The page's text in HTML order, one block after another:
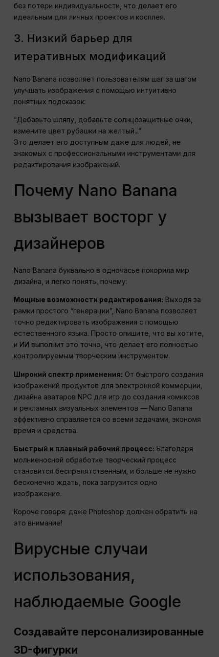
без потери индивидуальности, что делает его
идеальным для личных проектов и косплея.
3. Низкий барьер для
итеративных модификаций
Nano Banana позволяет пользователям шаг за шагом
улучшать изображения с помощью интуитивно
понятных подсказок:
“Добавьте шляпу, добавьте солнцезащитные очки,
измените цвет рубашки на желтый...”
Это делает его доступным даже для людей, не
знакомых с профессиональными инструментами для
редактирования изображений.
Почему Nano Banana
вызывает восторг у
дизайнеров
Nano Banana буквально в одночасье покорила мир
дизайна, и легко понять, почему:
Мощные возможности редактирования: Выходя за
рамки простого “генерации”, Nano Banana позволяет
точно редактировать изображения с помощью
естественного языка. Просто опишите, что вы хотите,
и ИИ выполнит это точно, что делает его полностью
контролируемым творческим инструментом.
Широкий спектр применения: От быстрого создания
изображений продуктов для электронной коммерции,
дизайна аватаров NPC для игр до создания комиксов
и рекламных визуальных элементов — Nano Banana
эффективно справляется со всеми задачами, экономя
время и средства.
Быстрый и плавный рабочий процесс: Благодаря
молниеносной обработке творческий процесс
становится беспрепятственным, и больше не нужно
бесконечно ждать, пока загрузится одно
изображение.
Короче говоря: даже Photoshop должен обратить на
это внимание!
Вирусные случаи
использования,
наблюдаемые Google
Создавайте персонализированные
3D-фигурки